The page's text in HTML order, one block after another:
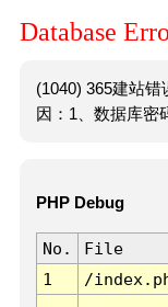
Database
(1040) 365建站
因：1、数据库密
PHP Debug
No. File
1
/